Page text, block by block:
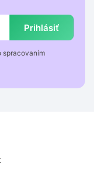
Prihlásiť
spracovaním